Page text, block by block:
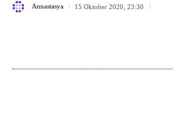
Annastasya 15 Oktober 2020, 23:30